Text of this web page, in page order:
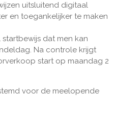
uitsluitend digitaal
en toegankelijker te maken
dat men kan
Na controle krijgt
start op maandag 2
voor de meelopende